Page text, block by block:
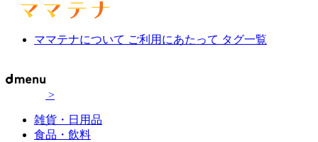
ママテナについて ご利用にあたって タグ一覧
>
雑貨・日用品
食品・飲料